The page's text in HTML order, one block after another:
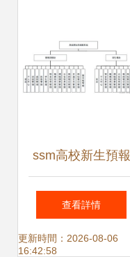
析
ssm高校新生預報
到系統設計與實現
畢業設計輕松過關
查看詳情
更新時間：2026-08-06
16:42:58